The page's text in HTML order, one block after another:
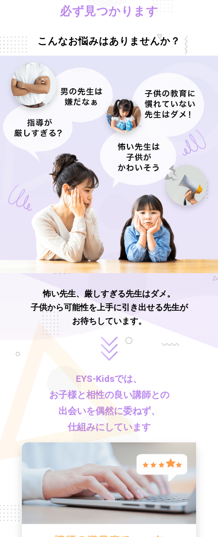
必ず見つかります
こんなお悩みはありませんか？
怖い先生、厳しすぎる先生はダメ。
子供から可能性を上手に引き出せる先生が
お待ちしています。
EYS-Kidsでは、
お子様と相性の良い講師との
出会いを偶然に委ねず、
仕組みにしています